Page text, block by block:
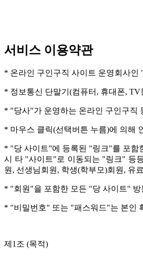
서비스 이용약관
* 온라인 구인구직 사이트 운영회사인
* 정보통신 단말기(컴퓨터, 휴대폰,
* "당사"가 운영하는 온라인 구인구직
* 마우스 클릭(선택버튼 누름)에 의해
* "당 사이트”에 등록된 "링크"를 포함
시 타 "사이트"로 이동되는 "링크" 등
원, 선생님회원, 학생(학부모)회원, 유
* "회원"을 포함한 모든 "당 사이트" 방
* "비밀번호" 또는 "패스워드"는 본인
제1조 (목적)